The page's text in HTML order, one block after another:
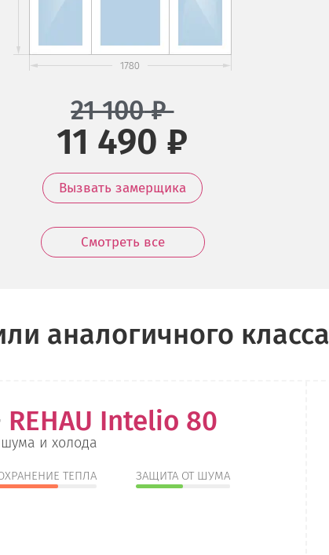
21 100₽
11 490 ₽
Вызвать замерщика
Смотреть все
аналогичного класса
REHAU Intelio 80
и холода
ТЕПЛА ЗАЩИТА ОТ ШУМА